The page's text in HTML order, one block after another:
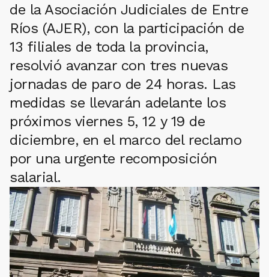
de la Asociación Judiciales de Entre
Ríos (AJER), con la participación de
13 filiales de toda la provincia,
resolvió avanzar con tres nuevas
jornadas de paro de 24 horas. Las
medidas se llevarán adelante los
próximos viernes 5, 12 y 19 de
diciembre, en el marco del reclamo
por una urgente recomposición
salarial.